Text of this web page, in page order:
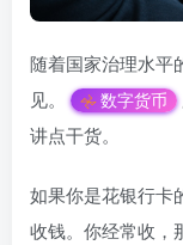
随着国家治理水平
见。
数字货币
讲点干货。
如果你是花银行卡
收钱。你经常收，